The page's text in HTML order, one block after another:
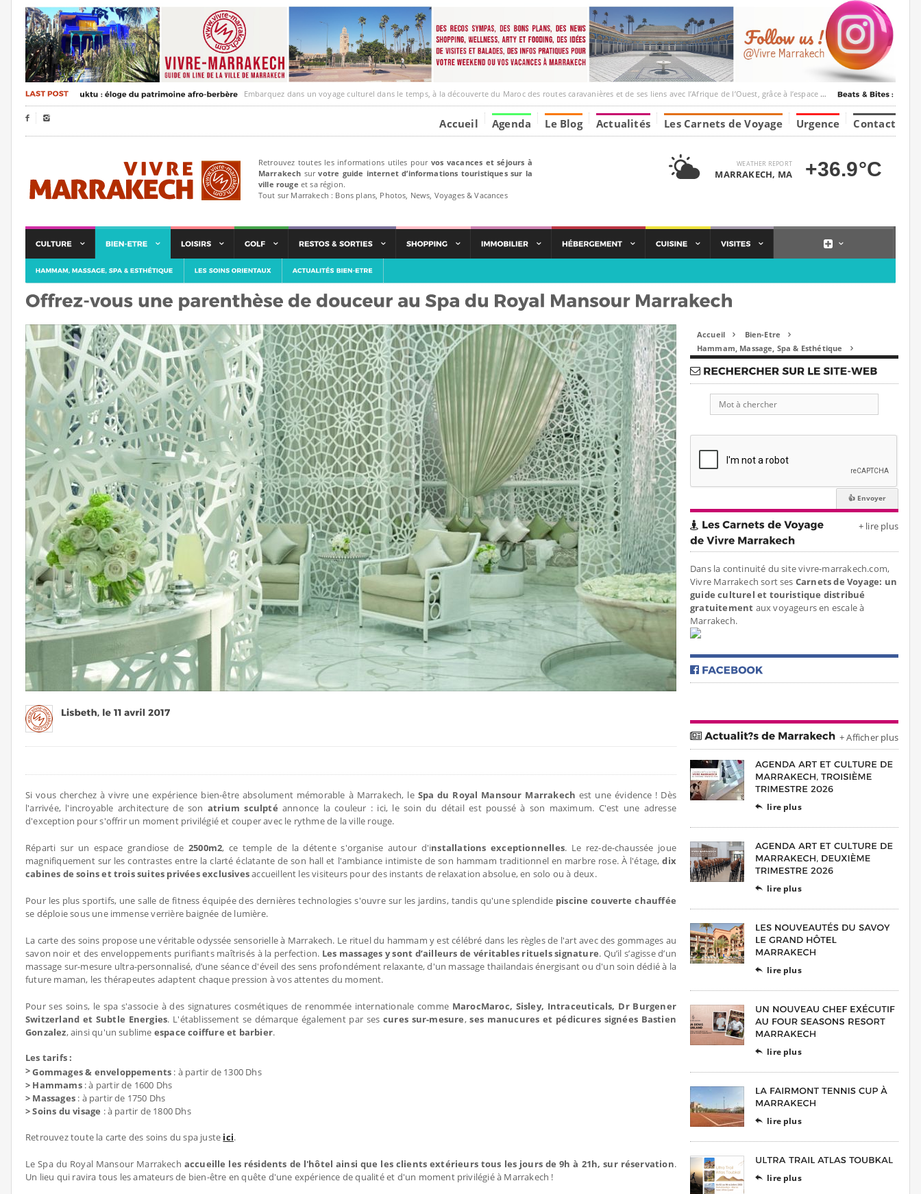
Embarquez dans un voyage culturel dans le temps, à la découverte du Maroc des routes caravanières et de ses liens avec l’Afrique de l’Ouest, grâce à l’espace Marrakesh-Tumbuktu.
  Accueil Agenda Le Blog Actualités Les Carnets de Voyage Urgence Contact
Retrouvez toutes les informations utiles pour vos vacances et séjours à
Marrakech survotre guide internet d’informations touristiques sur la
ville rouge et sa région.
Tout sur Marrakech : Bons plans, Photos, News, Voyages & Vacances
WEATHER REPORT
MARRAKECH, MA +36.9°C
Si vous cherchez à vivre une expérience bien-être absolument mémorable à Marrakech, le Spa du Royal Mansour Marrakech est une évidence ! Dès
l'arrivée, l'incroyable architecture de son atrium sculpté annonce la couleur : ici, le soin du détail est poussé à son maximum. C'est une adresse
d'exception pour s'offrir un moment privilégié et couper avec le rythme de la ville rouge.
Réparti sur un espace grandiose de 2500m2, ce temple de la détente s'organise autour d'installations exceptionnelles. Le rez-de-chaussée joue
magnifiquement sur les contrastes entre la clarté éclatante de son hall et l'ambiance intimiste de son hammam traditionnel en marbre rose. À l'étage,dix
cabines de soins et trois suites privées exclusivesaccueillent les visiteurs pour des instants de relaxation absolue, en solo ou à deux.
Pour les plus sportifs, une salle de fitness équipée des dernières technologies s'ouvre sur les jardins, tandis qu'une splendide piscine couverte chauffée
se déploie sous une immense verrière baignée de lumière.
La carte des soins propose une véritable odyssée sensorielle à Marrakech. Le rituel du hammam y est célébré dans les règles de l'art avec des gommages au
savon noir et des enveloppements purifiants maîtrisés à la perfection. Les massages y sont d’ailleurs de véritables rituels signature. Qu’il s’agisse d’un
massage sur-mesure ultra-personnalisé, d’une séance d'éveil des sens profondément relaxante, d'un massage thaïlandais énergisant ou d'un soin dédié à la
future maman, les thérapeutes adaptent chaque pression à vos attentes du moment.
Pour ses soins, le spa s'associe à des signatures cosmétiques de renommée internationale comme MarocMaroc, Sisley, Intraceuticals, Dr Burgener
Switzerland et Subtle Energies. L'établissement se démarque également par ses cures sur-mesure,ses manucures et pédicures signées Bastien
Gonzalez, ainsi qu'un sublime espace coiffure et barbier.
Les tarifs :
>Gommages & enveloppements : à partir de 1300 Dhs
> Hammams: à partir de 1600 Dhs
> Massages: à partir de 1750 Dhs
> Soins du visage : à partir de 1800 Dhs
Retrouvez toute la carte des soins du spa juste ici.
Le Spa du Royal Mansour Marrakech accueille les résidents de l'hôtel ainsi que les clients extérieurs tous les jours de 9h à 21h, sur réservation.
Un lieu qui ravira tous les amateurs de bien-être en quête d'une expérience de qualité et d'un moment privilégié à Marrakech !
Accueil  Bien-Etre 
Hammam, Massage, Spa & Esthétique 
+ lire plus
Dans la continuité du site vivre-marrakech.com,
Vivre Marrakech sort ses Carnets de Voyage: un
guide culturel et touristique distribué
gratuitement aux voyageurs en escale à
Marrakech.
+ Afficher plus
 lire plus
 lire plus
 lire plus
 lire plus
 lire plus
 lire plus